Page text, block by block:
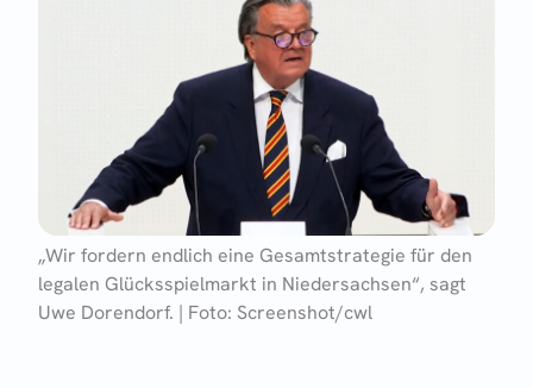
„Wir fordern endlich eine Gesamtstrategie für den
legalen Glücksspielmarkt in Niedersachsen“, sagt
Uwe Dorendorf. | Foto: Screenshot/cwl